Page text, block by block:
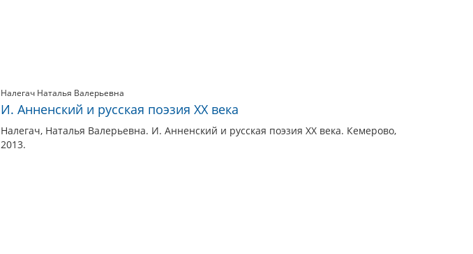
Налегач Наталья Валерьевна
И. Анненский и русская поэзия XX века
Налегач, Наталья Валерьевна. И. Анненский и русская поэзия XX века. Кемерово,
2013.